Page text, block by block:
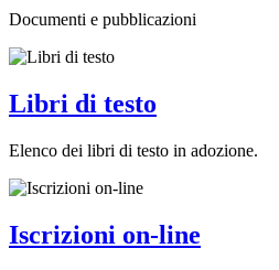
Documenti e pubblicazioni
Libri di testo
Elenco dei libri di testo in adozione.
Iscrizioni on-line